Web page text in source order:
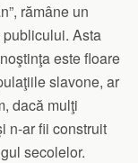
rămâne un
Asta
este floare
slavone, ar
dacă mulţi
n-ar fii construit
secolelor.